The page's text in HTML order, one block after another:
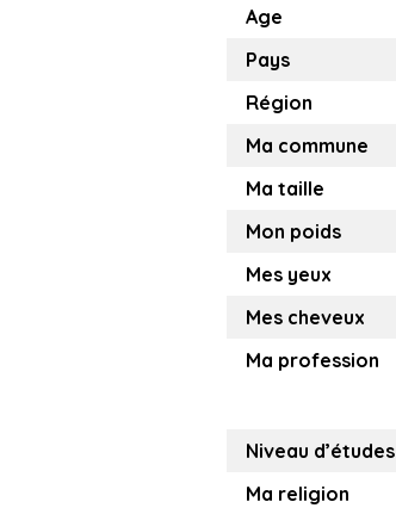
Age
Pays
Région
Ma commune
Ma taille
Mon poids
Mes yeux
Mes cheveux
Ma profession
Niveau d’études
Ma religion